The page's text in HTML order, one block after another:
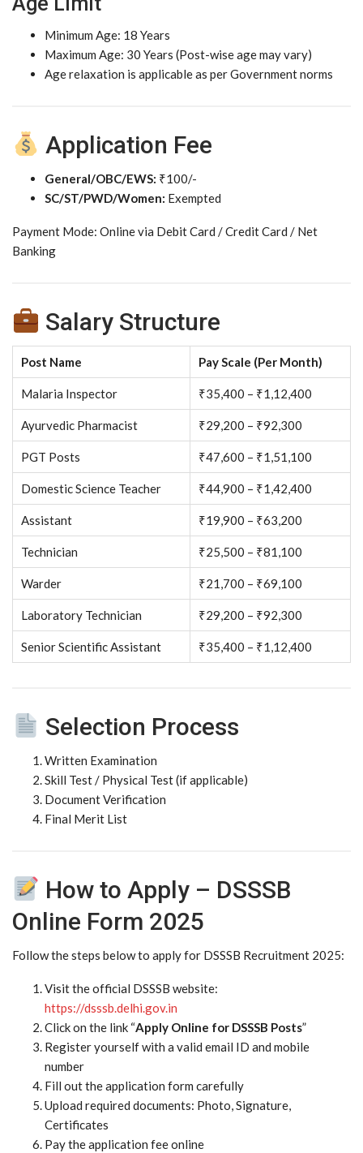
Minimum Age: 18 Years
Maximum Age: 30 Years (Post-wise age may vary)
Age relaxation is applicable as per Government norms
Application Fee
General/OBC/EWS: ₹100/-
SC/ST/PWD/Women: Exempted
Payment Mode: Online via Debit Card / Credit Card / Net
Banking
Salary Structure
Post Name Pay Scale (Per Month)
Malaria Inspector ₹35,400 – ₹1,12,400
Ayurvedic Pharmacist ₹29,200 – ₹92,300
PGT Posts ₹47,600 – ₹1,51,100
Domestic Science Teacher ₹44,900 – ₹1,42,400
Assistant ₹19,900 – ₹63,200
Technician ₹25,500 – ₹81,100
Warder ₹21,700 – ₹69,100
Laboratory Technician ₹29,200 – ₹92,300
Senior Scientific Assistant ₹35,400 – ₹1,12,400
Selection Process
Written Examination
Skill Test / Physical Test (if applicable)
Document Verification
Final Merit List
How to Apply – DSSSB
Online Form 2025
Follow the steps below to apply for DSSSB Recruitment 2025:
Visit the official DSSSB website:
https://dsssb.delhi.gov.in
Click on the link “Apply Online for DSSSB Posts”
Register yourself with a valid email ID and mobile
number
Fill out the application form carefully
Upload required documents: Photo, Signature,
Certificates
Pay the application fee online